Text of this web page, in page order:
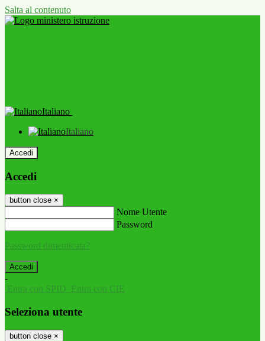
Salta al contenuto
Italiano
Italiano
Accedi
Accedi
button close ×
Nome Utente
Password
Password dimenticata?
-
Entra con SPID Entra con CIE
Seleziona utente
button close ×